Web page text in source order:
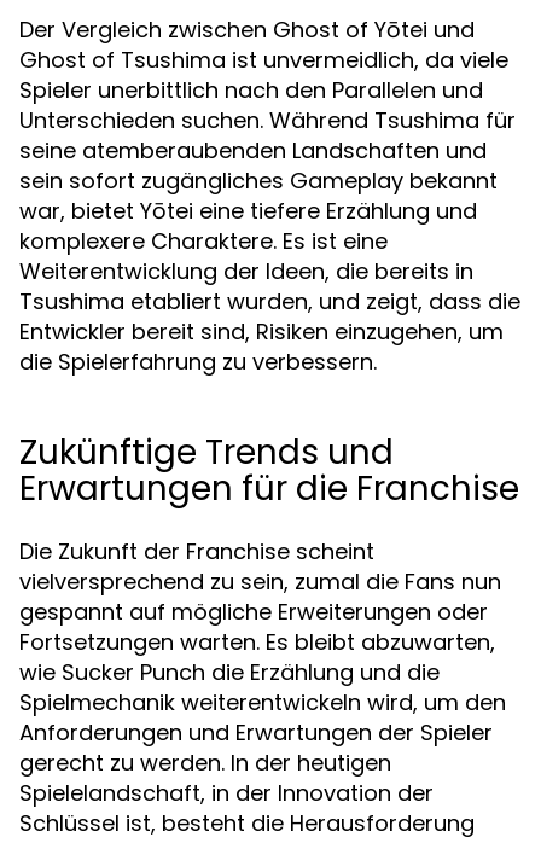
Der Vergleich zwischen Ghost of Yōtei und
Ghost of Tsushima ist unvermeidlich, da viele
Spieler unerbittlich nach den Parallelen und
Unterschieden suchen. Während Tsushima für
seine atemberaubenden Landschaften und
sein sofort zugängliches Gameplay bekannt
war, bietet Yōtei eine tiefere Erzählung und
komplexere Charaktere. Es ist eine
Weiterentwicklung der Ideen, die bereits in
Tsushima etabliert wurden, und zeigt, dass die
Entwickler bereit sind, Risiken einzugehen, um
die Spielerfahrung zu verbessern.
Zukünftige Trends und
Erwartungen für die Franchise
Die Zukunft der Franchise scheint
vielversprechend zu sein, zumal die Fans nun
gespannt auf mögliche Erweiterungen oder
Fortsetzungen warten. Es bleibt abzuwarten,
wie Sucker Punch die Erzählung und die
Spielmechanik weiterentwickeln wird, um den
Anforderungen und Erwartungen der Spieler
gerecht zu werden. In der heutigen
Spielelandschaft, in der Innovation der
Schlüssel ist, besteht die Herausforderung